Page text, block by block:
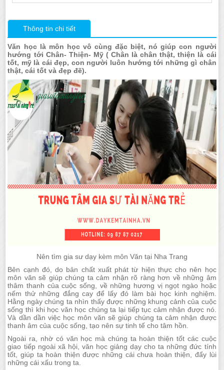
Thông tin chi tiết
Văn học là môn học vô cùng đặc biệt, nó giúp con người
hướng tới Chân- Thiện- Mỹ ( Chân là chân thật, thiện là cái
tốt, mỹ là cái đẹp, con người luôn hướng tới những gì chân
thật, cái tốt và đẹp đẽ).
Nên tìm gia sư dạy kèm môn Văn tại Nha Trang
Bên cạnh đó, do bản chất xuất phát từ hiện thực cho nên học
môn văn sẽ giúp chúng ta cảm nhận rõ ràng hơn về những âm
thâm thanh của cuộc sống, về những hương vị ngọt ngào hoặc
nếm thử những đắng cay để lấy đó làm bài học kinh nghiệm.
Hằng ngày chúng ta nhìn thấy được những khung cảnh của cuộc
sống thì khi học văn học chúng ta lại tiếp tục cảm nhận được nó.
Và dần dần việc học môn văn sẽ giúp chúng ta cảm nhận được
thanh âm của cuộc sống, tạo nên sự tinh tế cho tâm hồn.
Ngoài ra, nhờ có văn học mà chúng ta hoàn thiện tốt các cuộc
giao tiếp ngoài xã hội, văn học giảng dạy cho ta những đức tính
tốt, giúp ta hoàn thiện được những cái chưa hoàn thiện, đẩy lùi
những cái xấu trong ta.